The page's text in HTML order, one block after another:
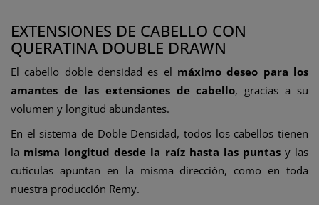
EXTENSIONES DE CABELLO CON
QUERATINA DOUBLE DRAWN
El cabello doble densidad es el máximo deseo para los
amantes de las extensiones de cabello, gracias a su
volumen y longitud abundantes.
En el sistema de Doble Densidad, todos los cabellos tienen
la misma longitud desde la raíz hasta las puntasy las
cutículas apuntan en la misma dirección, como en toda
nuestra producción Remy.